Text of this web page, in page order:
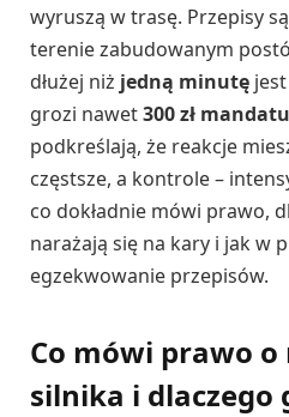
wyruszą w trasę. Przepisy
terenie zabudowanym
dłużej niż jedną minutę
grozi nawet300 zł mandatu
podkreślają, że reakcje
częstsze, a kontrole –
co dokładnie mówi prawo,
narażają się na kary i jak w
egzekwowanie przepisów.
Co mówi prawo
silnika i dlaczego